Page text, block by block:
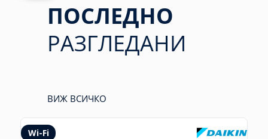
ПОСЛЕДНО
РАЗГЛЕДАНИ
ВИЖ ВСИЧКО
Wi-Fi